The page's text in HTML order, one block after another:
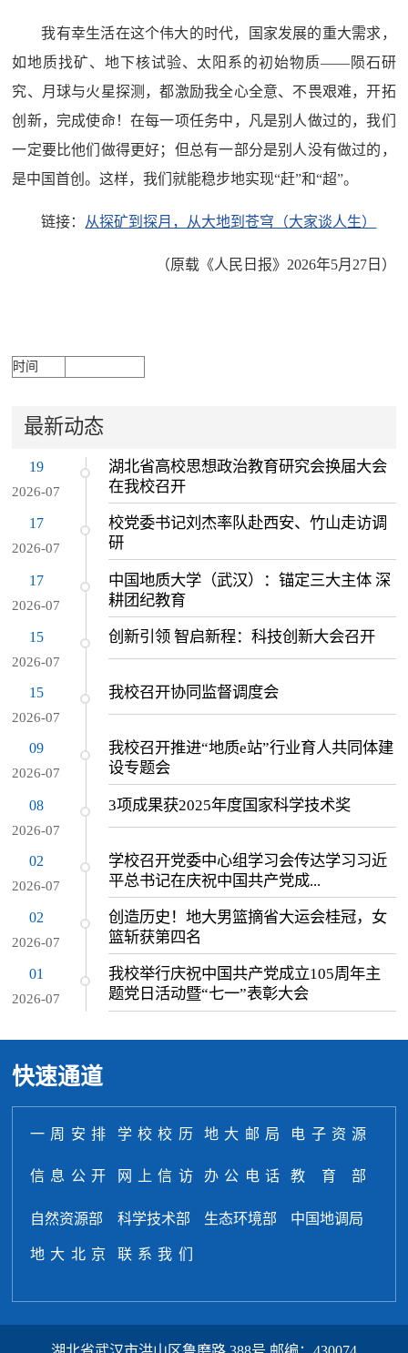
我有幸生活在这个伟大的时代，国家发展的重大需求，
如地质找矿、地下核试验、太阳系的初始物质——陨石研
究、月球与火星探测，都激励我全心全意、不畏艰难，开拓
创新，完成使命！在每一项任务中，凡是别人做过的，我们
一定要比他们做得更好；但总有一部分是别人没有做过的，
是中国首创。这样，我们就能稳步地实现“赶”和“超”。
链接： 从探矿到探月，从大地到苍穹（大家谈人生）
（原载《人民日报》2026年5月27日）
时间
最新动态
19
2026-07
湖北省高校思想政治教育研究会换届大会
在我校召开
17
2026-07
校党委书记刘杰率队赴西安、竹山走访调
研
17
2026-07
中国地质大学（武汉）：锚定三大主体 深
耕团纪教育
15
2026-07
创新引领 智启新程：科技创新大会召开
15
2026-07
我校召开协同监督调度会
09
2026-07
我校召开推进“地质e站”行业育人共同体建
设专题会
08
2026-07
3项成果获2025年度国家科学技术奖
02
2026-07
学校召开党委中心组学习会传达学习习近
平总书记在庆祝中国共产党成...
02
2026-07
创造历史！地大男篮摘省大运会桂冠，女
篮斩获第四名
01
2026-07
我校举行庆祝中国共产党成立105周年主
题党日活动暨“七一”表彰大会
快速通道
一周安排 学校校历 地大邮局 电子资源
信息公开 网上信访 办公电话 教育部
自然资源部 科学技术部 生态环境部 中国地调局
地大北京 联系我们